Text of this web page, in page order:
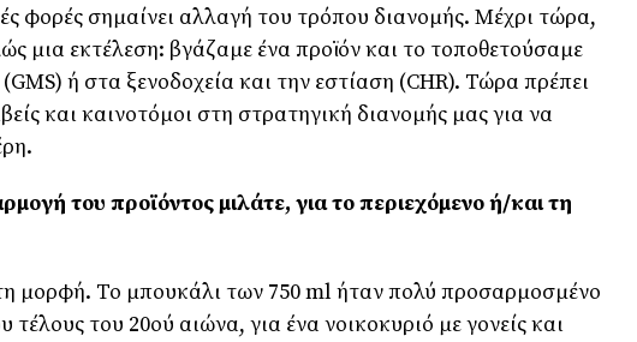
φορές σημαίνει αλλαγή του τρόπου διανομής. Μέχρι τώρα,
μια εκτέλεση: βγάζαμε ένα προϊόν και το τοποθετούσαμε
ή στα ξενοδοχεία και την εστίαση (CHR). Τώρα πρέπει
και καινοτόμοι στη στρατηγική διανομής μας για να
του προϊόντος μιλάτε, για το περιεχόμενο ή/και τη
μορφή. Το μπουκάλι των 750 ml ήταν πολύ προσαρμοσμένο
τέλους του 20ού αιώνα, για ένα νοικοκυριό με γονείς και